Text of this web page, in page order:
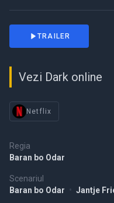
Regia
Baran bo Odar
Scenariul
Baran bo Odar • Jantje
TRAILER
Vezi Dark online
Netflix